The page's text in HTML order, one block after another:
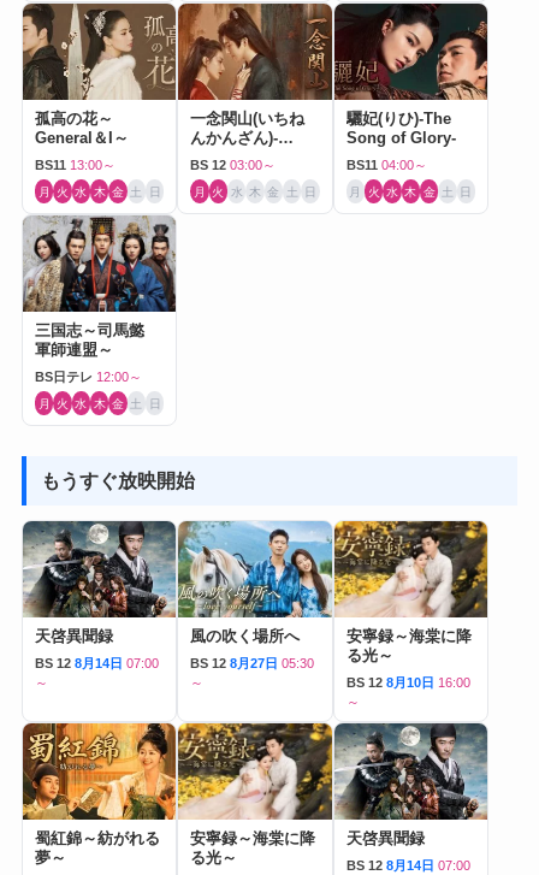
孤高の花～
General＆I～
BS11 13:00～
月 火 水 木 金 土 日
一念関山(いちね
んかんざん)-
Journey to Love-
BS 12 03:00～
月 火 水 木 金 土 日
驪妃(りひ)-The
Song of Glory-
BS11 04:00～
月 火 水 木 金 土 日
三国志～司馬懿
軍師連盟～
BS日テレ 12:00～
月 火 水 木 金 土 日
もうすぐ放映開始
天啓異聞録
BS 12 8月14日 07:00
～
風の吹く場所へ
BS 12 8月27日 05:30
～
安寧録～海棠に降
る光～
BS 12 8月10日 16:00
～
蜀紅錦～紡がれる
夢～
安寧録～海棠に降
る光～
天啓異聞録
BS 12 8月14日 07:00